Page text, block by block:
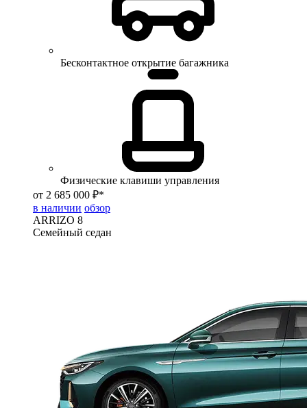
Бесконтактное открытие багажника
Физические клавиши управления
от 2 685 000 ₽*
в наличии обзор
ARRIZO 8
Семейный седан